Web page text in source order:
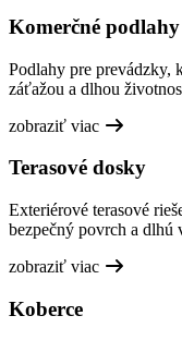
Komerčné podlahy
Podlahy pre prevádzky,
záťažou a dlhou
zobraziť viac
Terasové dosky
Exteriérové terasové
bezpečný povrch a dlhú
zobraziť viac
Koberce